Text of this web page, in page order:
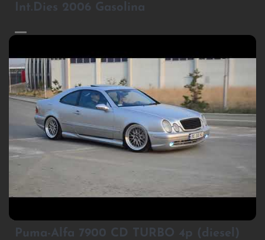
Int.Dies 2006 Gasolina
4
Puma-Alfa 7900 CD TURBO 4p (diesel)